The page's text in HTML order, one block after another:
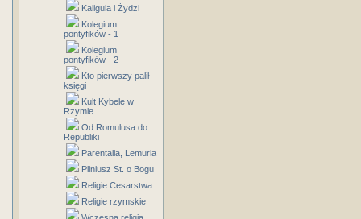
Kaligula i Żydzi
Kolegium
pontyfików - 1
Kolegium
pontyfików - 2
Kto pierwszy palił
księgi
Kult Kybele w
Rzymie
Od Romulusa do
Republiki
Parentalia, Lemuria
Pliniusz St. o Bogu
Religie Cesarstwa
Religie rzymskie